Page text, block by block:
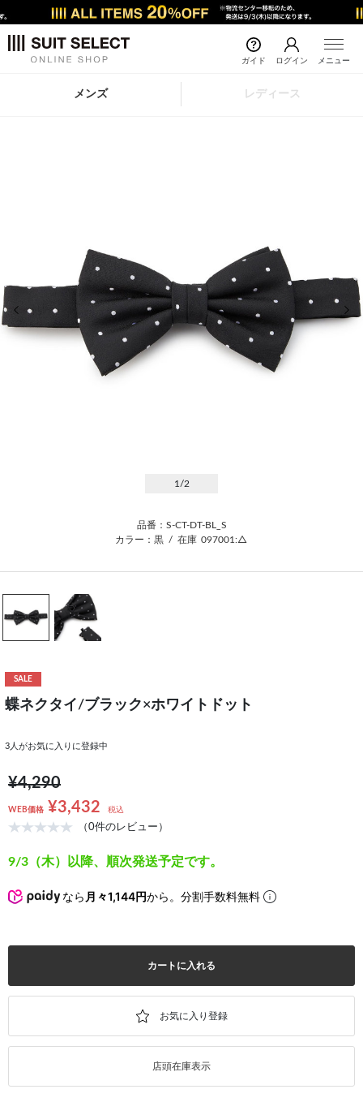
ガイド ログイン メニュー
メンズ レディース
次
1 /2
品番：S-CT-DT-BL_S
カラー：黒 / 在庫 097001:△
SALE
蝶ネクタイ/ブラック×ホワイトドット
3 人がお気に入りに登録中
¥4,290
WEB価格 ¥3,432 税込
（0件のレビュー）
9/3（木）以降、順次発送予定です。
なら 月々1,144円から。分割手数料無料
カートに入れる
店頭在庫表示